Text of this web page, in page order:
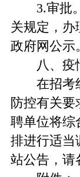
3.审批。
关规定，办
政府网公
八、疫
在招考组
防控有关
聘单位将综
排进行适当
站公告，请